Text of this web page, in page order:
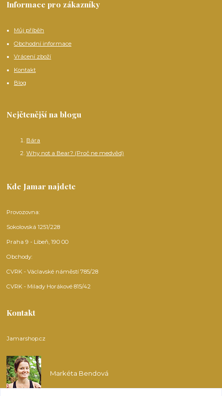
Informace pro zákazníky
Můj příběh
Obchodní informace
Vrácení zboží
Kontakt
Blog
Nejčtenější na blogu
Bára
Why not a Bear? (Proč ne medvěd)
Kde Jamar najdete
Provozovna:
Sokolovská 1251/228
Praha 9 - Libeň, 190 00
Obchody:
CVRK - Václavské náměstí 785/28
CVRK - Milady Horákové 815/42
Kontakt
Jamarshop.cz
Markéta Bendová